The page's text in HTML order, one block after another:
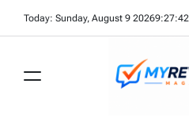
Today: Sunday, August 9 20269:27:42